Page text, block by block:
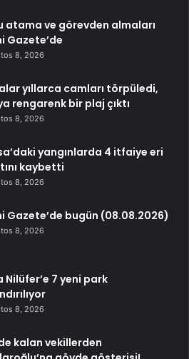
atama ve görevden almaları
Gazete’de
8, 2026
yıllarca camları törpüledi,
rengarenk bir plaj çıktı
8, 2026
yangınlarda 4 itfaiye eri
kaybetti
8, 2026
Gazete’de bugün (08.08.2026)
8, 2026
Nilüfer’e 7 yeni park
8, 2026
kalan vekillerden